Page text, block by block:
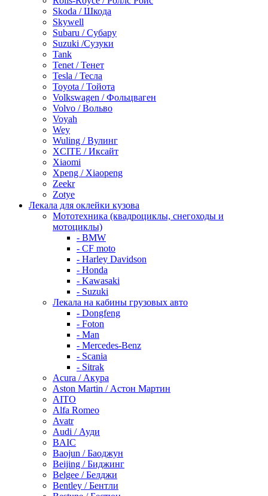
Skoda / Шкода
Skywell
Subaru / Субару
Suzuki /Сузуки
Tank
Tenet / Тенет
Tesla / Тесла
Toyota / Тойота
Volkswagen / Фольцваген
Volvo / Вольво
Voyah
Wey
Wuling / Вулинг
XCITE / Иксайт
Xiaomi
Xpeng / Xiaopeng
Zeekr
Zotye
Лекала для оклейки кузова
Мототехника (квадроциклы, снегоходы и
мотоциклы)
- BMW
- CF moto
- Harley Davidson
- Honda
- Kawasaki
- Suzuki
Лекала на кабины грузовых авто
- Dongfeng
- Foton
- Man
- Mercedes-Benz
- Scania
- Sitrak
Acura / Акура
Aston Martin / Астон Мартин
AITO
Alfa Romeo
Avatr
Audi / Ауди
BAIC
Baojun / Баоджун
Beijing / Биджинг
Belgee / Белджи
Bentley / Бентли